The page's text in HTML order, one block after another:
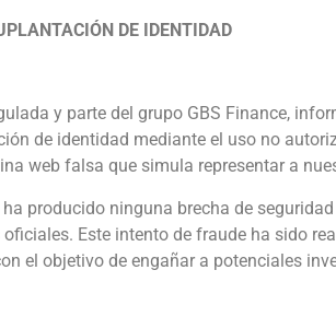
consejero
eran antes reacios, se
de escala, y muchas veces
Javier Navarro, Director de GBS Finance en la
DE IDENTIDAD
y parte del grupo GBS Finance,
de identidad mediante el uso no
web falsa que simula representar a
producido ninguna brecha de
Este intento de fraude ha sido
el objetivo de engañar a potenciales